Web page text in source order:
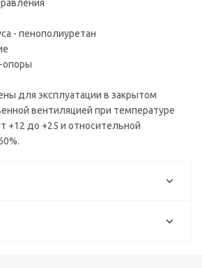
- пенополиуретан
опоры
для эксплуатации в закрытом
вентиляцией при температуре
+12 до +25 и относительной